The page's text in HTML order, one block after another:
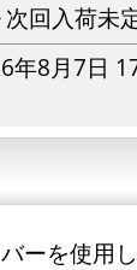
次回入荷未
年8月7日
ーを使用